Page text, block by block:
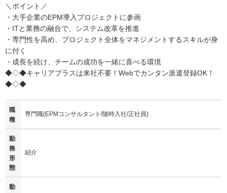
＼ポイント／
・大手企業のEPM導入プロジェクトに参画
・ITと業務の融合で、システム改革を推進
・専門性を高め、プロジェクト全体をマネジメントするスキルが身
に付く
・成長を続け、チームの成功を一緒に喜べる環境
◆◇◆キャリアプラスは来社不要！Webでカンタン派遣登録OK！
◆◇◆
職
種
専門職(EPMコンサルタント/随時入社/正社員)
勤
務
形
態
紹介
勤